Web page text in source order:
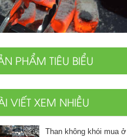
PHẨM TIÊU BIỂU
VIẾT XEM NHIỀU
Than không khói mua ở